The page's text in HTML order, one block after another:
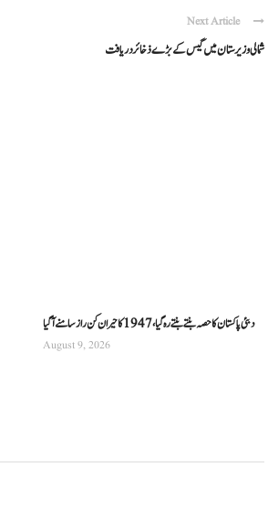
Next Article
شمالی وزیرستان میں گیس کے بڑے ذخائر دریافت
دبئی پاکستان کا حصہ بنتے بنتے رہ گیا، 1947 کا حیران کن راز سامنے آگیا
August 9, 2026